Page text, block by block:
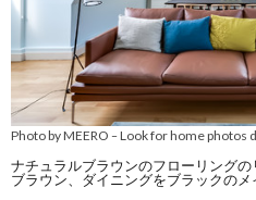
Photo by MEERO –Look for home photos
ナチュラルブラウンのフローリング
ブラウン、ダイニングをブラックのメ